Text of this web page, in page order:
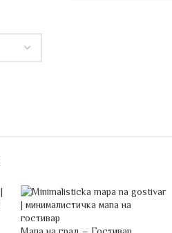
Мапа на град – Гостивар